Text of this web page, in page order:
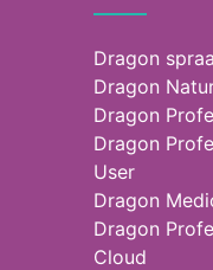
Dragon
Dragon
Dragon
Dragon
User
Dragon
Dragon
Cloud